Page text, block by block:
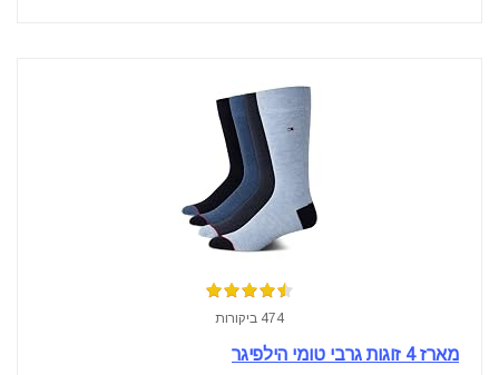
474 ביקורות
מארז 4 זוגות גרבי טומי הילפיגר